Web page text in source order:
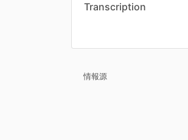
Transcription
情報源